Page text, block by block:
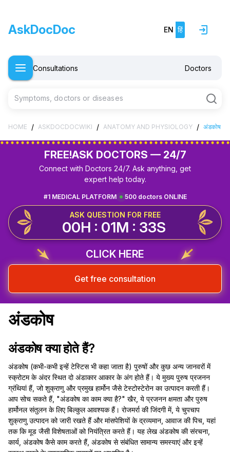
AskDocDoc EN हिं
Consultations Doctors
Symptoms, doctors or diseases
HOME / ASKDOCDOCWIKI / ANATOMY AND PHYSIOLOGY / अंडकोष
FREE!ASK DOCTORS — 24/7
Connect with Doctors 24/7. Ask anything, get
expert help today.
500 doctors ONLINE
#1 MEDICAL PLATFORM
ASK QUESTION FOR FREE
00H : 01M : 32S
CLICK HERE
Get free consultation
अंडकोष
अंडकोष क्या होते हैं?
अंडकोष (कभी-कभी इन्हें टेस्टिस भी कहा जाता है) पुरुषों और कुछ अन्य जानवरों में
स्क्रोटम के अंदर स्थित दो अंडाकार आकार के अंग होते हैं। ये मुख्य पुरुष प्रजनन
ग्रंथियां हैं, जो शुक्राणु और प्रमुख हार्मोन जैसे टेस्टोस्टेरोन का उत्पादन करती हैं।
आप सोच सकते हैं, "अंडकोष का काम क्या है?" खैर, ये प्रजनन क्षमता और पुरुष
हार्मोनल संतुलन के लिए बिल्कुल आवश्यक हैं। रोजमर्रा की जिंदगी में, ये चुपचाप
शुक्राणु उत्पादन को जारी रखते हैं और मांसपेशियों के द्रव्यमान, आवाज की पिच, यहां
तक कि मूड जैसी विशेषताओं को नियंत्रित करते हैं। यह लेख अंडकोष की संरचना,
कार्य, अंडकोष कैसे काम करते हैं, अंडकोष से संबंधित सामान्य समस्याएं और इन्हें